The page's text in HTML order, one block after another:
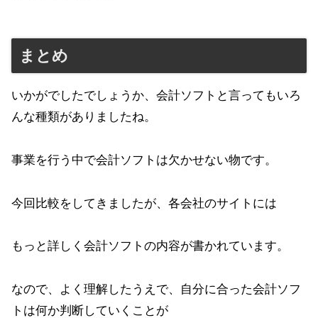
まとめ
いかがでしたでしょうか、会計ソフトと言ってもいろ
んな種類がありましたね。
事業を行う中で会計ソフトは欠かせない物です。
今回比較をしてきましたが、各会社のサイトには
もっと詳しく会計ソフトの内容が書かれています。
なので、よく理解したうえで、自分に合った会計ソフ
トは何か判断していくことが